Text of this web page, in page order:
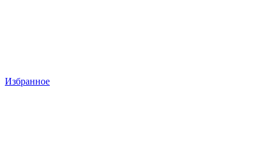
Избранное